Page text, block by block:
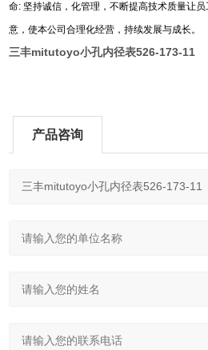
命: 坚持诚信，化管理，不断提高技术质量让
意，使本公司合理化经营，持续发展与成长。
三丰mitutoyo小孔内径表526-173-11
产品咨询